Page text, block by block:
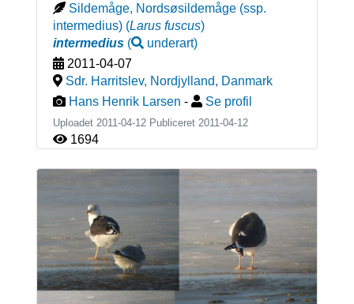
Sildemåge, Nordsøsildemåge (ssp.
intermedius) (Larus fuscus)
intermedius( underart)
2011-04-07
Sdr. Harritslev, Nordjylland, Danmark
Hans Henrik Larsen - Se profil
Uploadet 2011-04-12 Publiceret 2011-04-12
1694